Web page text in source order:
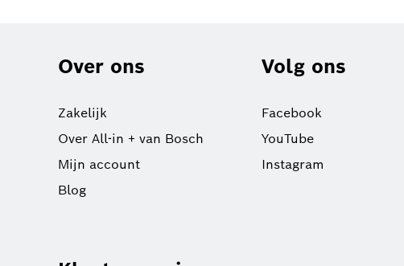
Over ons
Zakelijk
Over All-in + van Bosch
Mijn account
Blog
Volg ons
Facebook
YouTube
Instagram